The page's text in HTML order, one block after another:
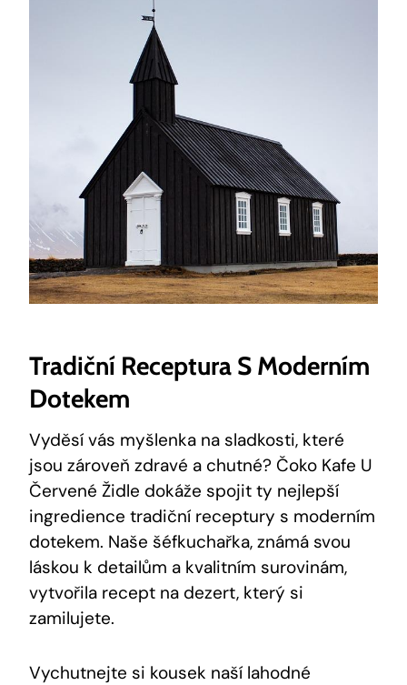
Tradiční Receptura S Moderním
Dotekem
Vyděsí vás myšlenka na sladkosti, které
jsou zároveň zdravé a chutné? Čoko Kafe U
Červené Židle dokáže spojit ty nejlepší
ingredience tradiční receptury s moderním
dotekem. Naše šéfkuchařka, známá svou
láskou k detailům a kvalitním surovinám,
vytvořila recept na dezert, který si
zamilujete.
Vychutnejte si kousek naší lahodné